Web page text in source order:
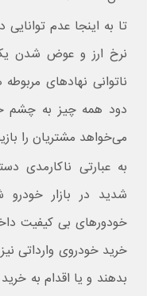
تا به اینجا عدم
نرخ ارز و عوض شدن
ناتوانی نهادهای
دود همه چیز به چشم
می‌خواهد مشتریان را
به عبارتی ناکارمدی
شدید در بازار
خودورهای بی کیفیت
خرید خودروی وارداتی
بدهند و یا اقدام به